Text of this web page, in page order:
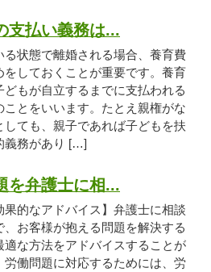
支払い義務は...
る状態で離婚される場合、養育費
をしておくことが重要です。養育
どもが自立するまでに支払われる
ことをいいます。たとえ親権がな
しても、親子であれば子どもを扶
義務があり […]
を弁護士に相...
果的なアドバイス】弁護士に相談
、お客様が抱える問題を解決する
適な方法をアドバイスすることが
労働問題に対応するためには、労